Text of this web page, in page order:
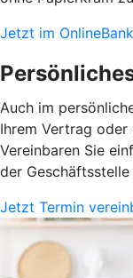
Jetzt im
Auch im
Ihrem Vertrag
Vereinbaren Sie
der
Jetzt Termin